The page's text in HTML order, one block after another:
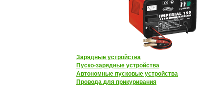
Зарядные устройства
Пуско-зарядные устройства
Автономные пусковые устройства
Провода для прикуривания